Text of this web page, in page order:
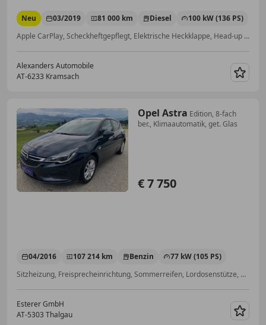
Neu 03/2019 81 000 km Diesel
100 kW (136 PS)
Apple CarPlay, Scheckheftgepflegt, Elektrische Heckklappe, Head-up display, Ambientebeleuchtung, Sprachsteuerung, Klimaautomatik, Spurhalteassistent
Alexanders Automobile
AT-6233 Kramsach
Opel Astra Edition, 8-fach
ber., Klimaautomatik, get. Glas
€ 7 750
04/2016 107 214 km Benzin
77 kW (105 PS)
Sitzheizung, Freisprecheinrichtung, Sommerreifen, Lordosenstütze, Einparkhilfe Sensoren hinten, USB, Scheckheftgepflegt, LED-Tagfahrlicht
Esterer GmbH
AT-5303 Thalgau